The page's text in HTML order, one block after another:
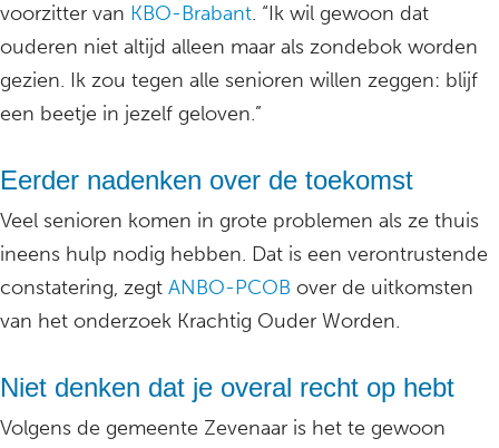
voorzitter van KBO-Brabant. “Ik wil gewoon dat
ouderen niet altijd alleen maar als zondebok worden
gezien. Ik zou tegen alle senioren willen zeggen: blijf
een beetje in jezelf geloven.”
Eerder nadenken over de toekomst
Veel senioren komen in grote problemen als ze thuis
ineens hulp nodig hebben. Dat is een verontrustende
constatering, zegt ANBO-PCOB over de uitkomsten
van het onderzoek Krachtig Ouder Worden.
Niet denken dat je overal recht op hebt
Volgens de gemeente Zevenaar is het te gewoon